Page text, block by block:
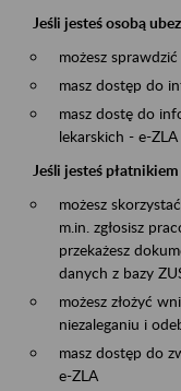
Jeśli jesteś osobą
możesz
masz dostęp do
masz dostę do
lekarskich - e-ZLA
Jeśli jesteś
możesz
m.in. zgłosisz
przekażesz
danych z bazy
możesz złożyć
niezaleganiu i
masz dostęp do
e-ZLA